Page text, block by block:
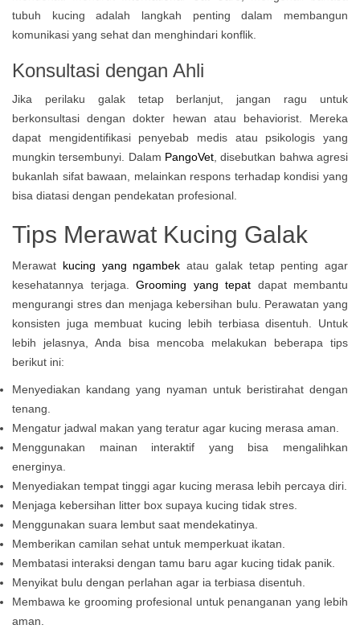
tubuh kucing adalah langkah penting dalam membangun
komunikasi yang sehat dan menghindari konflik.
Konsultasi dengan Ahli
Jika perilaku galak tetap berlanjut, jangan ragu untuk
berkonsultasi dengan dokter hewan atau behaviorist. Mereka
dapat mengidentifikasi penyebab medis atau psikologis yang
mungkin tersembunyi. Dalam PangoVet, disebutkan bahwa agresi
bukanlah sifat bawaan, melainkan respons terhadap kondisi yang
bisa diatasi dengan pendekatan profesional.
Tips Merawat Kucing Galak
Merawat kucing yang ngambek atau galak tetap penting agar
kesehatannya terjaga. Grooming yang tepat dapat membantu
mengurangi stres dan menjaga kebersihan bulu. Perawatan yang
konsisten juga membuat kucing lebih terbiasa disentuh. Untuk
lebih jelasnya, Anda bisa mencoba melakukan beberapa tips
berikut ini:
Menyediakan kandang yang nyaman untuk beristirahat dengan
tenang.
Mengatur jadwal makan yang teratur agar kucing merasa aman.
Menggunakan mainan interaktif yang bisa mengalihkan
energinya.
Menyediakan tempat tinggi agar kucing merasa lebih percaya diri.
Menjaga kebersihan litter box supaya kucing tidak stres.
Menggunakan suara lembut saat mendekatinya.
Memberikan camilan sehat untuk memperkuat ikatan.
Membatasi interaksi dengan tamu baru agar kucing tidak panik.
Menyikat bulu dengan perlahan agar ia terbiasa disentuh.
Membawa ke grooming profesional untuk penanganan yang lebih
aman.